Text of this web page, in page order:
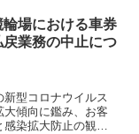
輪場における車券
戻業務の中止につ
新型コロナウイルス
大傾向に鑑み、お客
感染拡大防止の観点